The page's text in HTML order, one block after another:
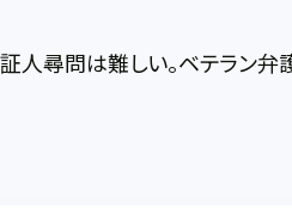
人尋問は難しい。ベテラン